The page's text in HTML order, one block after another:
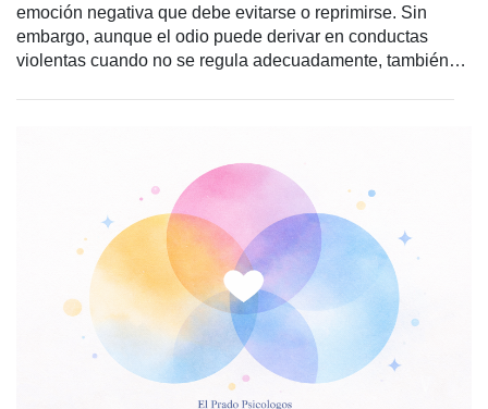
emoción negativa que debe evitarse o reprimirse. Sin
embargo, aunque el odio puede derivar en conductas
violentas cuando no se regula adecuadamente, también
prolongada que incluye rechazo, hostilidad y deseo de
distancia o daño hacia alguien o algo. No es lo mismo que
ira: la ira suele ser más puntual; el odio tiende a
sostenerse en el tiempo y se acompaña de devaluación y
distancia emocional. Tipos de odio: hacia uno mismo, odio
personal y odio social (aprendido y cultural). Gestionar el
odio: entender qué protege, trabajar la rumiación, regular
la activación emocional y poner límites reales.